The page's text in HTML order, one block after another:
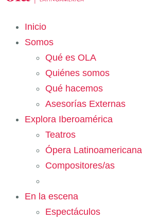
Inicio
Somos
Qué es OLA
Quiénes somos
Qué hacemos
Asesorías Externas
Explora Iberoamérica
Teatros
Ópera Latinoamericana
Compositores/as
En la escena
Espectáculos